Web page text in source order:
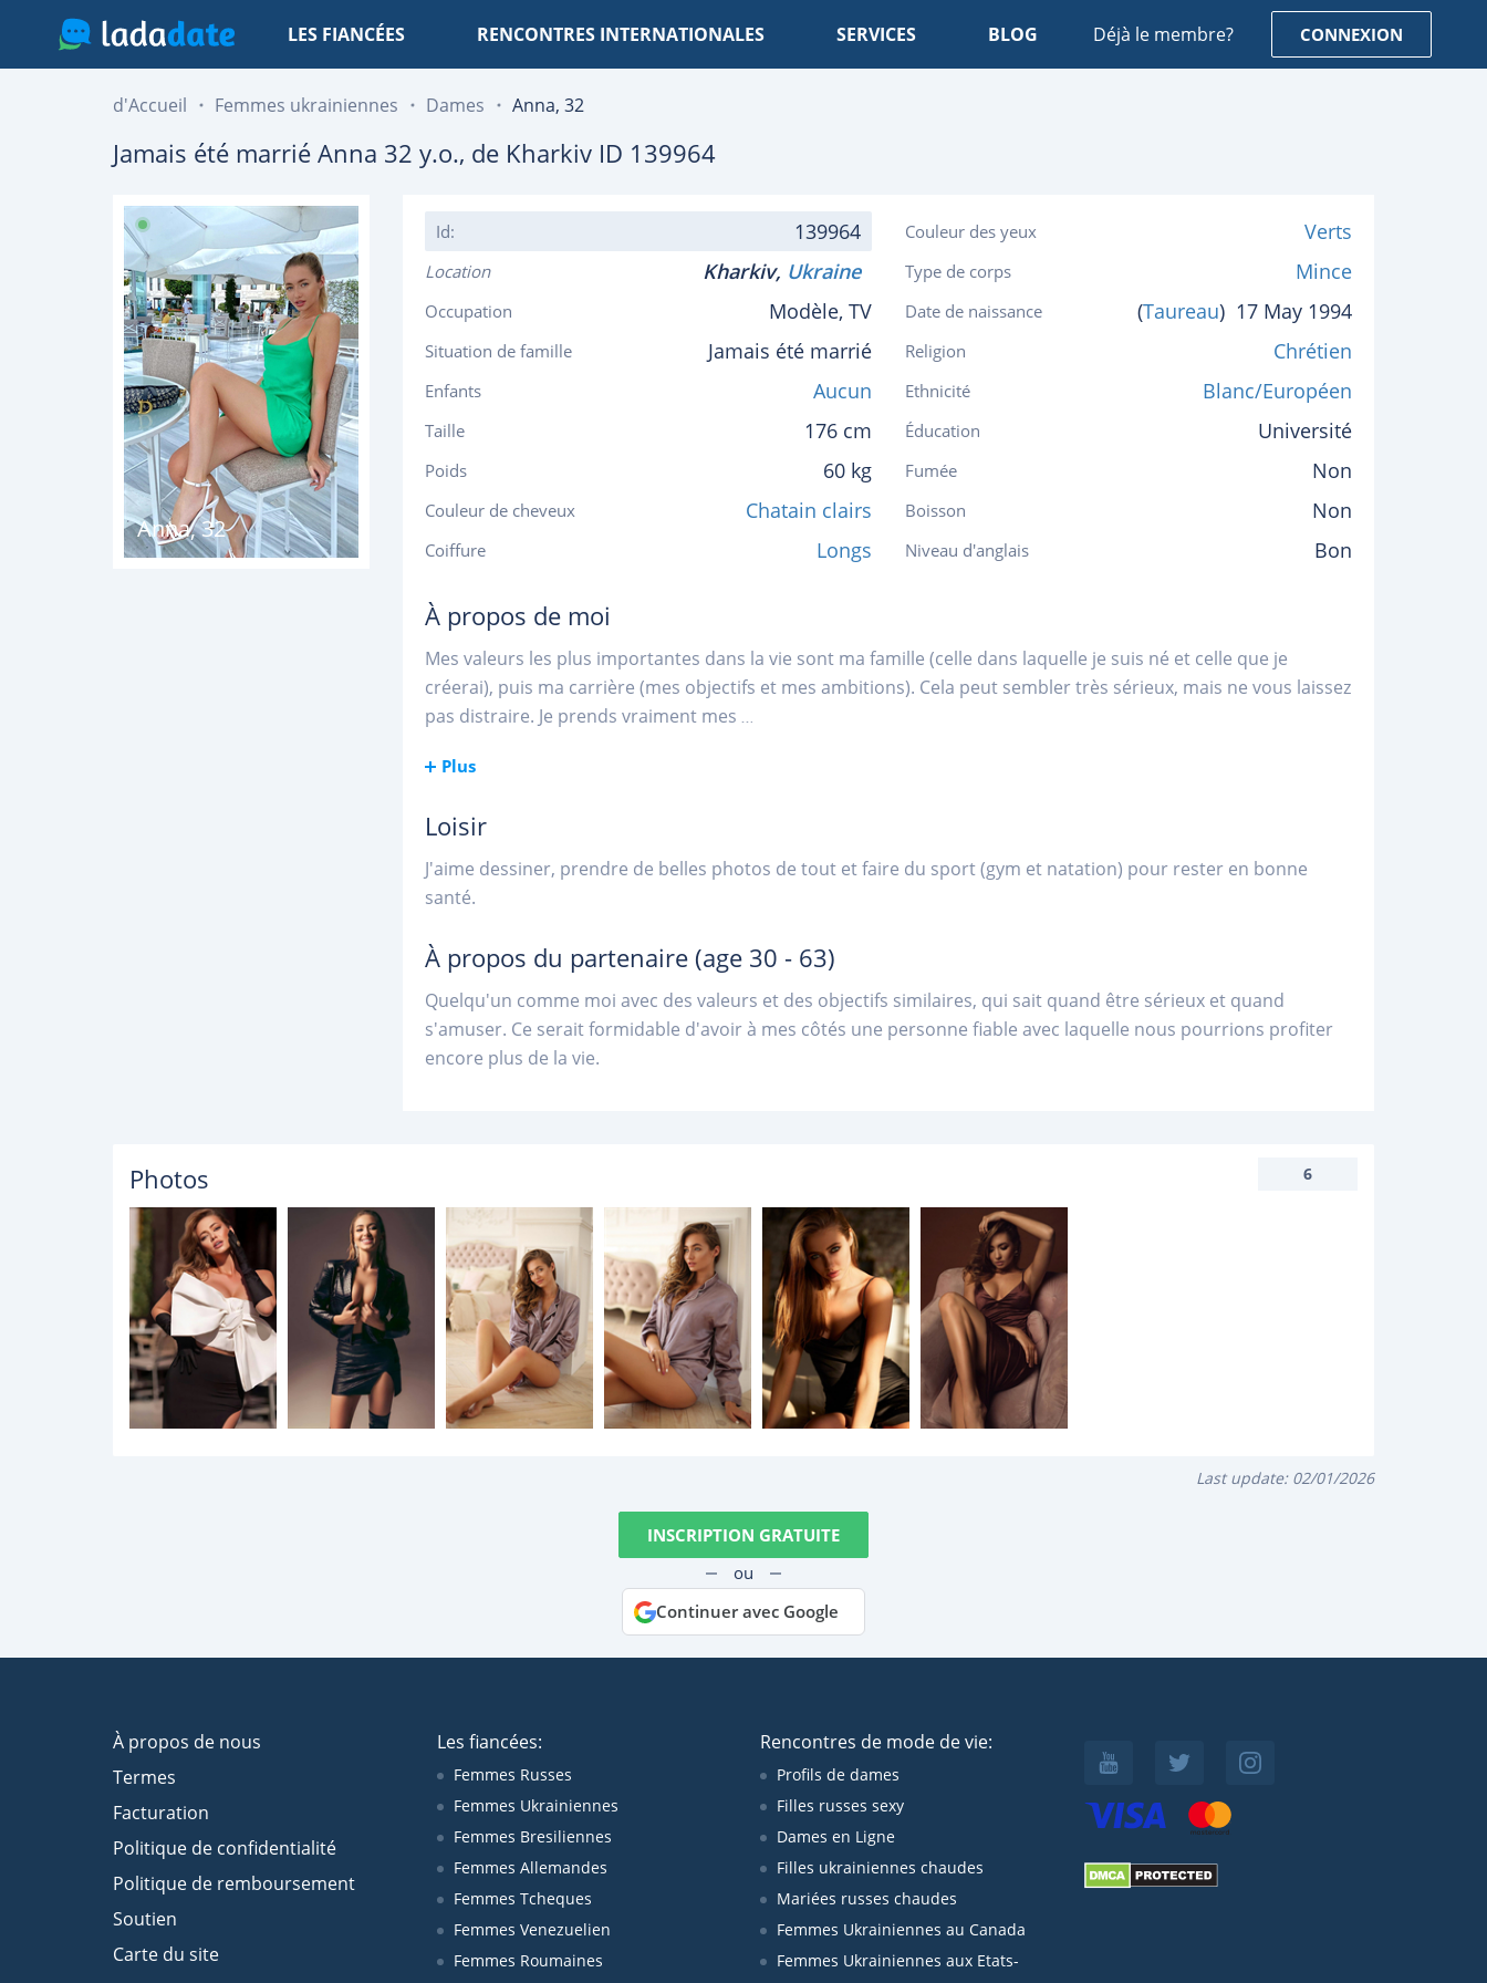
LES FIANCÉES RENCONTRES INTERNATIONALES SERVICES BLOG Déjà le membre? CONNEXION
d'Accueil Femmes ukrainiennes Dames Anna, 32
Jamais été marrié Anna 32 y.o., de Kharkiv ID 139964
Anna,32
Id: 139964
Location Kharkiv, Ukraine
Occupation Modèle, TV
Situation de famille Jamais été marrié
Enfants Aucun
Taille 176 cm
Poids 60 kg
Couleur de cheveux Chatain clairs
Coiffure Longs
Couleur des yeux Verts
Type de corps Mince
Date de naissance (Taureau) 17 May 1994
Religion Chrétien
Ethnicité Blanc/Européen
Éducation Université
Fumée Non
Boisson Non
Niveau d'anglais Bon
À propos de moi
Mes valeurs les plus importantes dans la vie sont ma famille (celle dans laquelle je suis né et celle que je
créerai), puis ma carrière (mes objectifs et mes ambitions). Cela peut sembler très sérieux, mais ne vous laissez
pas distraire. Je prends vraiment mes ...
Plus
Loisir
J'aime dessiner, prendre de belles photos de tout et faire du sport (gym et natation) pour rester en bonne
santé.
À propos du partenaire (age 30 - 63)
Quelqu'un comme moi avec des valeurs et des objectifs similaires, qui sait quand être sérieux et quand
s'amuser. Ce serait formidable d'avoir à mes côtés une personne fiable avec laquelle nous pourrions profiter
encore plus de la vie.
Photos 6
Last update: 02/01/2026
INSCRIPTION GRATUITE
ou
Continuer avec Google
À propos de nous
Termes
Facturation
Politique de confidentialité
Politique de remboursement
Soutien
Carte du site
Les fiancées:
Femmes Russes
Femmes Ukrainiennes
Femmes Bresiliennes
Femmes Allemandes
Femmes Tcheques
Femmes Venezuelien
Femmes Roumaines
Rencontres de mode de vie:
Profils de dames
Filles russes sexy
Dames en Ligne
Filles ukrainiennes chaudes
Mariées russes chaudes
Femmes Ukrainiennes au Canada
Femmes Ukrainiennes aux Etats-